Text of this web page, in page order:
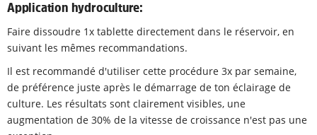
Application hydroculture:
Faire dissoudre 1x tablette directement dans le réservoir, en
suivant les mêmes recommandations.
Il est recommandé d'utiliser cette procédure 3x par semaine,
de préférence juste après le démarrage de ton éclairage de
culture. Les résultats sont clairement visibles, une
augmentation de 30% de la vitesse de croissance n'est pas une